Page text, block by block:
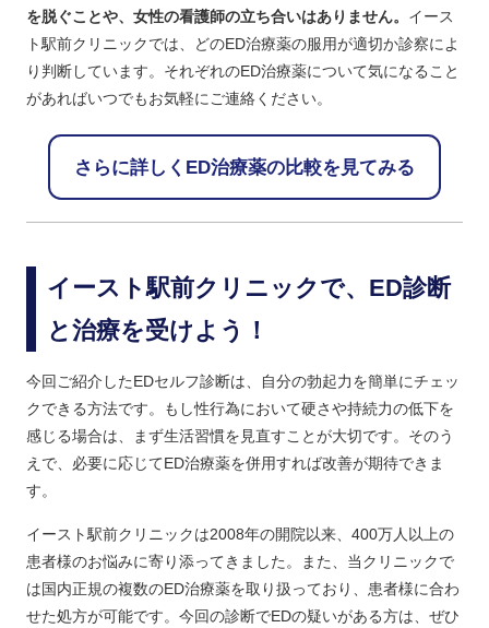
を脱ぐことや、女性の看護師の立ち合いはありません。 イース
ト駅前クリニックでは、どのED治療薬の服用が適切か診察によ
り判断しています。それぞれのED治療薬について気になること
があればいつでもお気軽にご連絡ください。
さらに詳しくED治療薬の比較を見てみる
イースト駅前クリニックで、ED診断
と治療を受けよう！
今回ご紹介したEDセルフ診断は、自分の勃起力を簡単にチェッ
クできる方法です。もし性行為において硬さや持続力の低下を
感じる場合は、まず生活習慣を見直すことが大切です。そのう
えで、必要に応じてED治療薬を併用すれば改善が期待できま
す。
イースト駅前クリニックは2008年の開院以来、400万人以上の
患者様のお悩みに寄り添ってきました。また、当クリニックで
は国内正規の複数のED治療薬を取り扱っており、患者様に合わ
せた処方が可能です。今回の診断でEDの疑いがある方は、ぜひ